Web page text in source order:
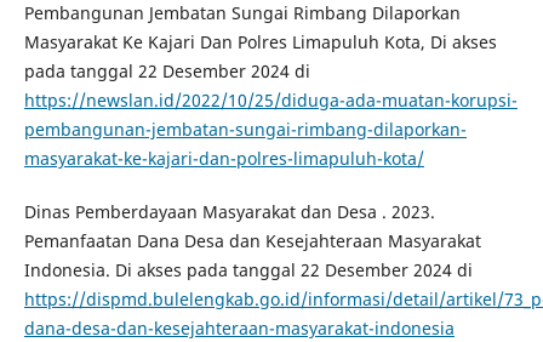
Pembangunan Jembatan Sungai Rimbang Dilaporkan
Masyarakat Ke Kajari Dan Polres Limapuluh Kota, Di akses
pada tanggal 22 Desember 2024 di
https://newslan.id/2022/10/25/diduga-ada-muatan-korupsi-
pembangunan-jembatan-sungai-rimbang-dilaporkan-
masyarakat-ke-kajari-dan-polres-limapuluh-kota/
Dinas Pemberdayaan Masyarakat dan Desa . 2023.
Pemanfaatan Dana Desa dan Kesejahteraan Masyarakat
Indonesia. Di akses pada tanggal 22 Desember 2024 di
https://dispmd.bulelengkab.go.id/informasi/detail/artikel/
dana-desa-dan-kesejahteraan-masyarakat-indonesia